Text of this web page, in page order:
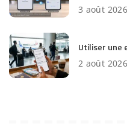
3 août 2026
Utiliser une
2 août 2026